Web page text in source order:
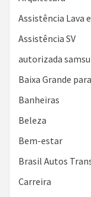
Assistência Lava
Assistência SV
autorizada
Baixa Grande
Banheiras
Beleza
Bem-estar
Brasil Autos
Carreira